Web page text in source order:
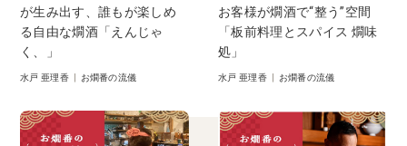
が生み出す、誰もが楽しめ
る自由な燗酒「えんじゃ
く、」
水戸 亜理香| お燗番の流儀
お客様が燗酒で“整う”空間
「板前料理とスパイス 燗味
処」
水戸 亜理香 お燗番の流儀